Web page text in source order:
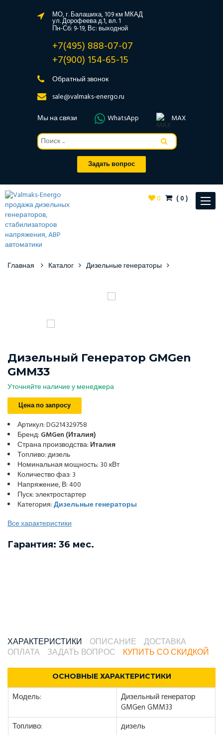
МО, г. Балашиха, 109 км МКАД
ул. Дорофеева д.1, вл. 1
Пн-Сб: 9-19, Вс: выходной
+7(495) 888-07-07
+7(900) 154-65-15
Обратный звонок
sale@valmaks-energo.ru
Мы на связи
WhatsApp MAX
Задать вопрос
Toggle
0 (0)
Главная Каталог Дизельные генераторы
Дизельный Генератор GMGen
GMM33
Уточняйте наличие у менеджера
Цена по запросу
Артикул: DG214329758
Бренд: GMGen (Италия)
Страна производства: Италия
Топливо: дизель
Номинальная мощность: 30 кВт
Количество фаз: 3
Напряжение, В: 400
Пуск: электростартер
Категория:Дизельные генераторы
Все характеристики
Гарантия: 36 мес.
ХАРАКТЕРИСТИКИ ОПИСАНИЕ
ДОСТАВКА
ОПЛАТА
ЗАДАТЬ ВОПРОС КУПИТЬ СО СКИДКОЙ
ОСНОВНЫЕ ХАРАКТЕРИСТИКИ
Модель:
Дизельный генератор
GMGen GMM33
Топливо:
дизель